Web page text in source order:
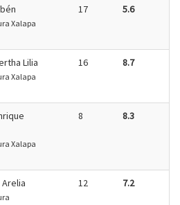
Xalapa
17 5.6
Lilia
Xalapa
16 8.7
Xalapa
8 8.3
Arelia 12 7.2